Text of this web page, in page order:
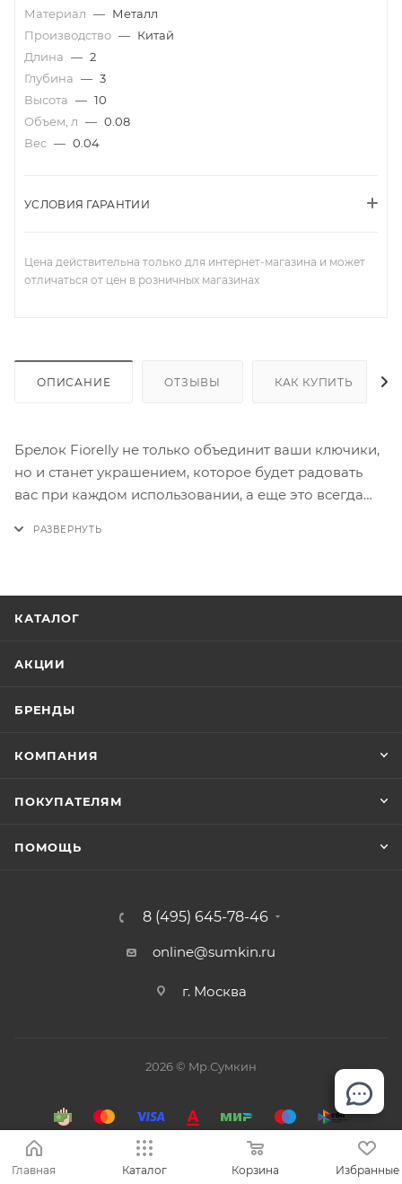
Материал — Металл
Производство — Китай
Длина — 2
Глубина — 3
Высота — 10
Объем, л — 0.08
Вес — 0.04
УСЛОВИЯ ГАРАНТИИ
Цена действительна только для интернет-магазина и может
отличаться от цен в розничных магазинах
ОПИСАНИЕ ОТЗЫВЫ КАК КУПИТЬ
Брелок Fiorelly не только объединит ваши ключики,
но и станет украшением, которое будет радовать
вас при каждом использовании, а еще это всегда
КАТАЛОГ
АКЦИИ
БРЕНДЫ
КОМПАНИЯ
ПОКУПАТЕЛЯМ
ПОМОЩЬ
8 (495) 645-78-46
online@sumkin.ru
г. Москва
2026 © Mр.Сумкин
Главная Каталог Корзина Избранные